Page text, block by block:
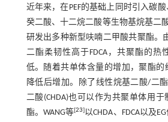
近年来，在PEF的基础上同时引入碳酸
癸二酸、十二烷二酸等生物基烷基二
研发出多种新型呋喃二甲酸共聚酯。
二酯柔韧性高于FDCA，共聚酯的热
低。随着共单体含量的增加，聚酯的
降低后增加。除了线性烷基二酸/二
二酸(CHDA)也可以作为共聚单体用
酯。WANG等[23]以CHDA、FDCA以及